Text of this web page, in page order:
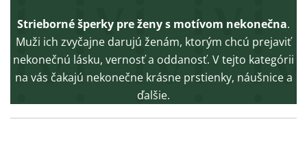
Strieborné šperky pre ženy s motívom nekonečna.
Muži ich zvyčajne darujú ženám, ktorým chcú prejaviť
nekonečnú lásku, vernosť a oddanosť. V tejto kategórii
na vás čakajú nekonečne krásne prstienky, náušnice a
ďalšie.